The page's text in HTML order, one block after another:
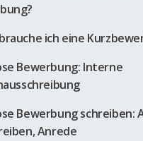
ich eine
Bewerbung: Interne
Bewerbung schreiben:
Anrede